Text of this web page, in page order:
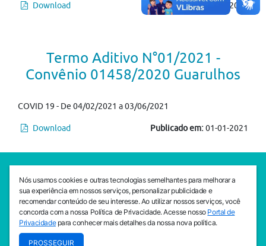
Download Publicado em:23-03-2021
Termo Aditivo N°01/2021 -
Convênio 01458/2020 Guarulhos
COVID 19 - De 04/02/2021 a 03/06/2021
Download Publicado em:01-01-2021
SEDE CEJAM
Av. da Liberdade, 765, Liberdade, São Paulo, 01503-001
(11) 3469 - 1818
INSTITUTO CEJAM
Av. da Liberdade, 765, Liberdade, São Paulo, 01503-001
Nós usamos cookies e outras tecnologias semelhantes para melhorar a
sua experiência em nossos serviços, personalizar publicidade e
recomendar conteúdo de seu interesse. Ao utilizar nossos serviços, você
concorda com a nossa Política de Privacidade. Acesse nosso Portal de
Privacidadepara conhecer mais detalhes da nossa nova política.
PROSSEGUIR